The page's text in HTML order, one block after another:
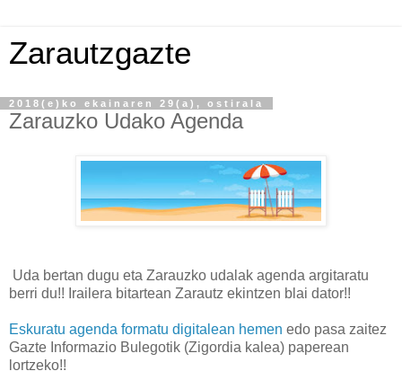
Zarautzgazte
2018(e)ko ekainaren 29(a), ostirala
Zarauzko Udako Agenda
Uda bertan dugu eta Zarauzko udalak agenda argitaratu
berri du!! Irailera bitartean Zarautz ekintzen blai dator!!
Eskuratu agenda formatu digitalean hemen edo pasa zaitez
Gazte Informazio Bulegotik (Zigordia kalea) paperean
lortzeko!!